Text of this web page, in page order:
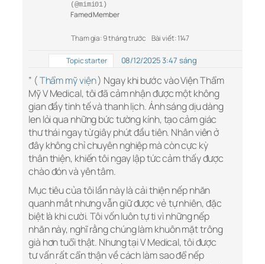
(@mimi01)
Famed Member
Tham gia: 9 tháng trước Bài viết: 1147
Topic starter 08/12/2025 3:47 sáng
” (Thẩm mỹ viện) Ngay khi bước vào Viện Thẩm
Mỹ V Medical, tôi đã cảm nhận được một không
gian đầy tinh tế và thanh lịch. Ánh sáng dịu dàng
len lỏi qua những bức tường kính, tạo cảm giác
thư thái ngay từ giây phút đầu tiên. Nhân viên ở
đây không chỉ chuyên nghiệp mà còn cực kỳ
thân thiện, khiến tôi ngay lập tức cảm thấy được
chào đón và yên tâm.
Mục tiêu của tôi lần này là cải thiện nếp nhăn
quanh mắt nhưng vẫn giữ được vẻ tự nhiên, đặc
biệt là khi cười. Tôi vốn luôn tự ti vì những nếp
nhăn này, nghĩ rằng chúng làm khuôn mặt trông
già hơn tuổi thật. Nhưng tại V Medical, tôi được
tư vấn rất cẩn thận về cách làm sao để nếp